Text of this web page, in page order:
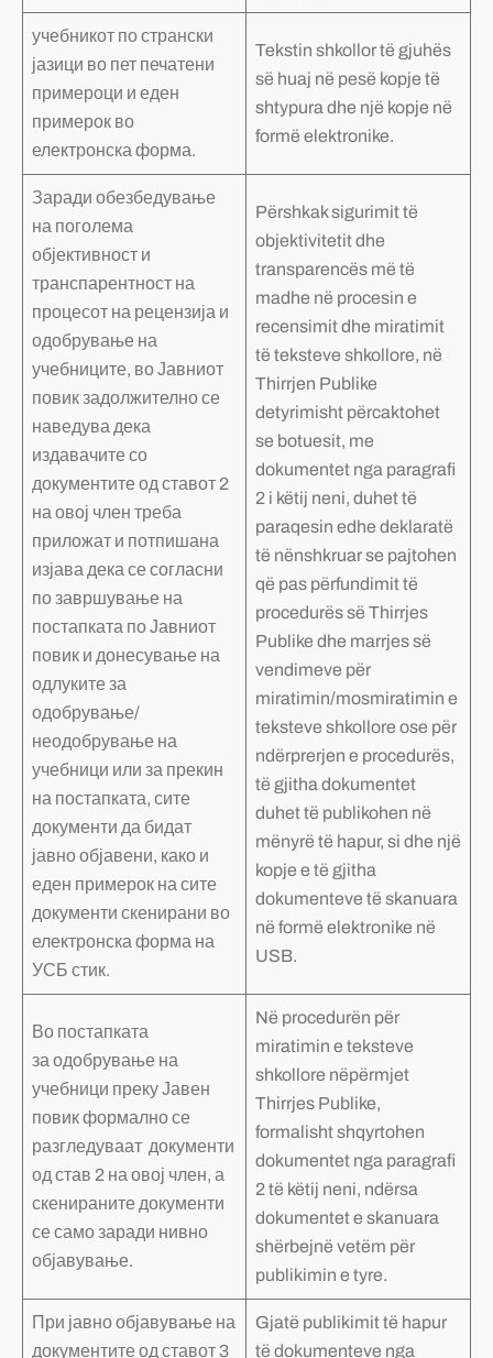
учебникот по странски
јазици во пет печатени
примероци и еден
примерок во
електронска форма.
Tekstin shkollor të gjuhës
së huaj në pesë kopje të
shtypura dhe një kopje në
formë elektronike.
Заради обезбедување
на поголема
објективност и
транспарентност на
процесот на рецензија и
одобрување на
учебниците, во Јавниот
повик задолжително се
наведува дека
издавачите со
документите од ставот 2
на овој член треба
приложат и потпишана
изјава дека се согласни
по завршување на
постапката по Јавниот
повик и донесување на
одлуките за
одобрување/
неодобрување на
учебници или за прекин
на постапката, сите
документи да бидат
јавно објавени, како и
еден примерок на сите
документи скенирани во
електронска форма на
УСБ стик.
Përshkak sigurimit të
objektivitetit dhe
transparencës më të
madhe në procesin e
recensimit dhe miratimit
të teksteve shkollore, në
Thirrjen Publike
detyrimisht përcaktohet
se botuesit, me
dokumentet nga paragrafi
2 i këtij neni, duhet të
paraqesin edhe deklaratë
të nënshkruar se pajtohen
që pas përfundimit të
procedurës së Thirrjes
Publike dhe marrjes së
vendimeve për
miratimin/mosmiratimin e
teksteve shkollore ose për
ndërprerjen e procedurës,
të gjitha dokumentet
duhet të publikohen në
mënyrë të hapur, si dhe një
kopje e të gjitha
dokumenteve të skanuara
në formë elektronike në
USB.
Во постапката
за одобрување на
учебници преку Јавен
повик формално се
разгледуваат документи
од став 2 на овој член, а
скенираните документи
се само заради нивно
објавување.
Në procedurën për
miratimin e teksteve
shkollore nëpërmjet
Thirrjes Publike,
formalisht shqyrtohen
dokumentet nga paragrafi
2 të këtij neni, ndërsa
dokumentet e skanuara
shërbejnë vetëm për
publikimin e tyre.
При јавно објавување на
документите од ставот 3
Gjatë publikimit të hapur
të dokumenteve nga